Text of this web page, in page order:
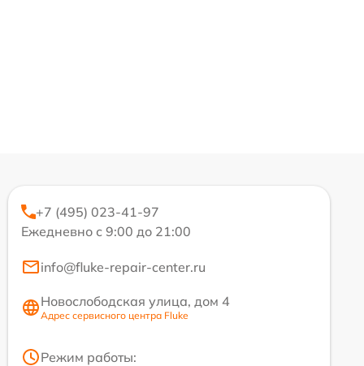
+7 (495) 023-41-97
Ежедневно с 9:00 до 21:00
info@fluke-repair-center.ru
Новослободская улица, дом 4
Адрес сервисного центра Fluke
Режим работы: